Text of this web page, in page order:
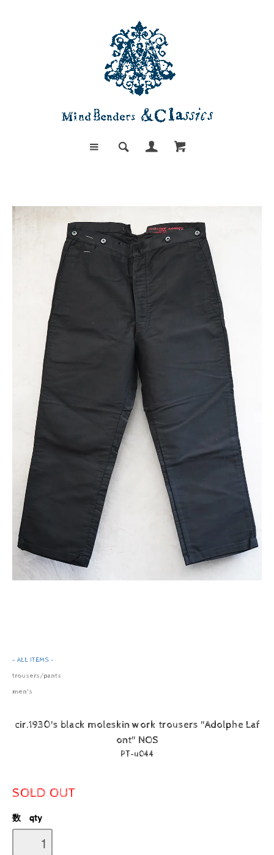
- ALL ITEMS -
trousers/pants
men's
cir.1930's black moleskin work trousers "Adolphe Laf
ont" NOS
PT-u044
SOLD OUT
数 qty